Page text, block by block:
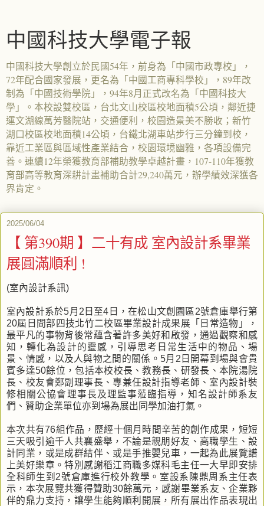
中國科技大學電子報
中國科技大學創立於民國54年，前身為「中國市政專校」，
72年配合國家發展，更名為「中國工商專科學校」，89年改
制為「中國技術學院」，94年8月正式改名為「中國科技大
學」。本校設雙校區，台北文山校區校地面積5公頃，鄰近捷
運文湖線萬芳醫院站，交通便利，校園造景美不勝收；新竹
湖口校區校地面積14公頃，台鐵北湖車站步行三分鐘到校，
靠近工業區與區域性產業結合，校園環境幽雅，各項設備完
善。連續12年榮獲教育部補助教學卓越計畫，107-110年獲教
育部高等教育深耕計畫補助合計29,240萬元，辦學績效深獲各
界肯定。
2025/06/04
【 第390期 】二十有成 室內設計系畢業
展圓滿順利 !
(室內設計系訊)
室內設計系於5月2日至4日，在松山文創園區2號倉庫舉行第
20屆日間部四技北竹二校區畢業設計成果展「日常造物」，
最平凡的事物背後常蘊含著許多美好和啟發，通過觀察和感
知，轉化為設計的靈感，引導思考日常生活中的物品、場
景、情感，以及人與物之間的關係。5月2日開幕到場與會貴
賓多達50餘位，包括本校校長、教務長、研發長、本院湯院
長、校友會鄭副理事長、專兼任設計指導老師、室內設計裝
修相關公協會理事長及理監事蒞臨指導，知名設計師系友
們、贊助企業單位亦到場為展出同學加油打氣。
本次共有76組作品，歷經十個月時間辛苦的創作成果，短短
三天吸引逾千人共襄盛舉，不論是親朋好友、高職學生、設
計同業，或是成群結伴、或是手推嬰兒車，一起為此展覽譜
上美好樂章。特別感謝稻江商職多媒科毛主任一大早即安排
全科師生到2號倉庫進行校外教學。室設系陳鼎周系主任表
示，本次展覽共獲得贊助30餘萬元，感謝畢業系友、企業夥
伴的鼎力支持，讓學生能夠順利開展，所有展出作品表現出